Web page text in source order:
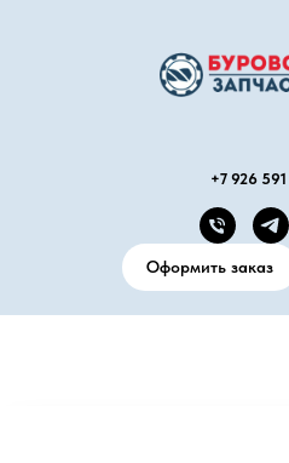
+7 926
Оформить заказ